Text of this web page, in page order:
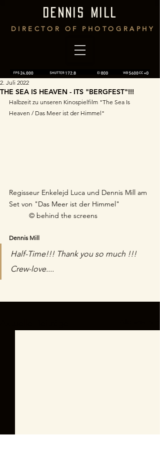
DENNIS MILL
DIRECTOR OF PHOTOGRAPHY
THE SEA IS HEAVEN - ITS "BERGFEST"!!!
2. Juli 2022
Halbzeit zu unseren Kinospielfilm "The Sea Is
Heaven / Das Meer ist der Himmel"
Regisseur Enkelejd Luca und Dennis Mill am
© behind the screens
Dennis Mill
Half-Time!!! Thank you so much !!!
Crew-love....